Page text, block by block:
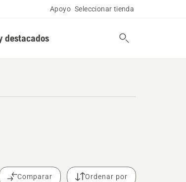
Apoyo Seleccionar tienda
destacados
Comparar Ordenar por